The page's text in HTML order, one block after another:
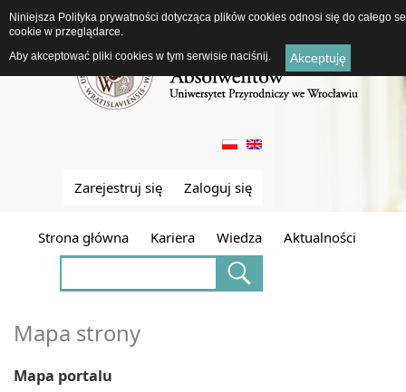
Zarejestruj się Zaloguj się
Strona główna Kariera Wiedza Aktualności
Mapa strony
Mapa portalu
Niniejsza Polityka prywatności dotycząca plików cookies odnosi się do całego
cookie w przeglądarce.
Aby akceptować pliki cookies w tym serwisie naciśnij.
Akceptuję